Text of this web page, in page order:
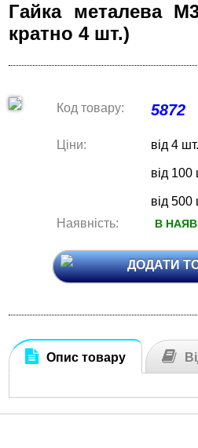
Гайка металева
кратно 4 шт.)
Код товару: 5872
Ціни: від 4
від 100
від 500
Наявність: В
ДОДАТИ
Опис товару